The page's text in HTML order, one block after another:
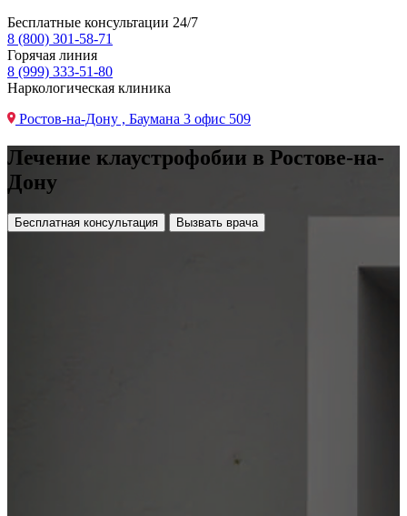
Бесплатные консультации 24/7
8 (800) 301-58-71
Горячая линия
8 (999) 333-51-80
Наркологическая клиника
Ростов-на-Дону , Баумана 3 офис 509
Лечение клаустрофобии в Ростове-на-
Дону
Бесплатная консультация Вызвать врача